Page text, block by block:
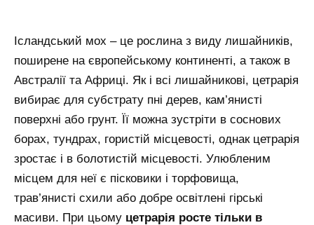
Ісландський мох – це рослина з виду лишайників,
поширене на європейському континенті, а також в
Австралії та Африці. Як і всі лишайникові, цетрарія
вибирає для субстрату пні дерев, кам’янисті
поверхні або грунт. Її можна зустріти в соснових
борах, тундрах, гористій місцевості, однак цетрарія
зростає і в болотистій місцевості. Улюбленим
місцем для неї є пісковики і торфовища,
трав’янисті схили або добре освітлені гірські
масиви. При цьому цетрарія росте тільки в